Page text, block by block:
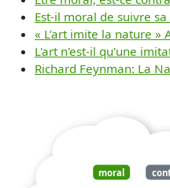
Est-il moral de suivre
« L’art imite la nature »
L'art n'est-il qu'une
Richard Feynman: La
moral